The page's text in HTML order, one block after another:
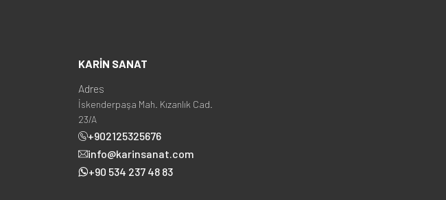
KARİN SANAT
Adres
İskenderpaşa Mah. Kızanlık Cad.
23/A
+902125325676
info@karinsanat.com
+90 534 237 48 83